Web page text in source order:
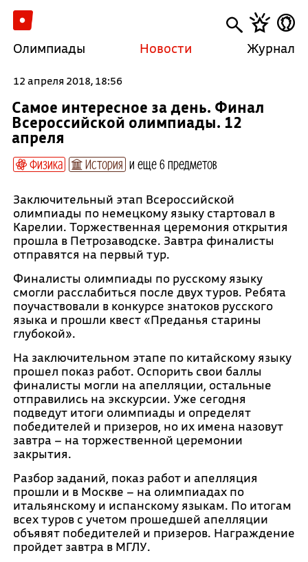
Олимпиады Новости Журнал
12 апреля 2018, 18:56
Самое интересное за день. Финал
Всероссийской олимпиады. 12
апреля
Физика История и еще 6 предметов
Заключительный этап Всероссийской
олимпиады по немецкому языку стартовал в
Карелии. Торжественная церемония открытия
прошла в Петрозаводске. Завтра финалисты
отправятся на первый тур.
Финалисты олимпиады по русскому языку
смогли расслабиться после двух туров. Ребята
поучаствовали в конкурсе знатоков русского
языка и прошли квест «Преданья старины
глубокой».
На заключительном этапе по китайскому языку
прошел показ работ. Оспорить свои баллы
финалисты могли на апелляции, остальные
отправились на экскурсии. Уже сегодня
подведут итоги олимпиады и определят
победителей и призеров, но их имена назовут
завтра – на торжественной церемонии
закрытия.
Разбор заданий, показ работ и апелляция
прошли и в Москве – на олимпиадах по
итальянскому и испанскому языкам. По итогам
всех туров с учетом прошедшей апелляции
объявят победителей и призеров. Награждение
пройдет завтра в МГЛУ.